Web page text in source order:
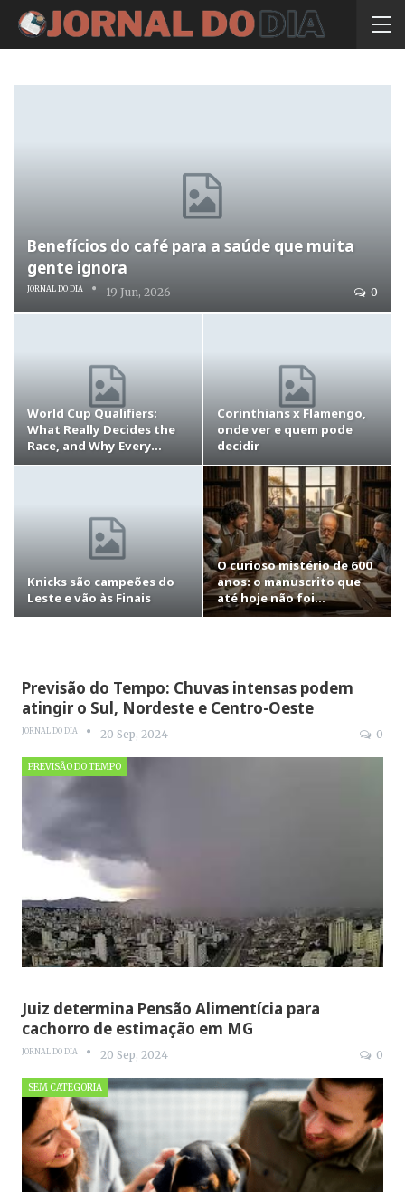
Benefícios do café para a saúde que muita
gente ignora
JORNAL DO DIA 19 Jun, 2026 0
World Cup Qualifiers:
What Really Decides the
Race, and Why Every…
Corinthians x Flamengo,
onde ver e quem pode
decidir
Knicks são campeões do
Leste e vão às Finais
O curioso mistério de 600
anos: o manuscrito que
até hoje não foi…
Previsão do Tempo: Chuvas intensas podem
atingir o Sul, Nordeste e Centro-Oeste
JORNAL DO DIA 20 Sep, 2024 0
PREVISÃO DO TEMPO
Juiz determina Pensão Alimentícia para
cachorro de estimação em MG
JORNAL DO DIA 20 Sep, 2024 0
SEM CATEGORIA